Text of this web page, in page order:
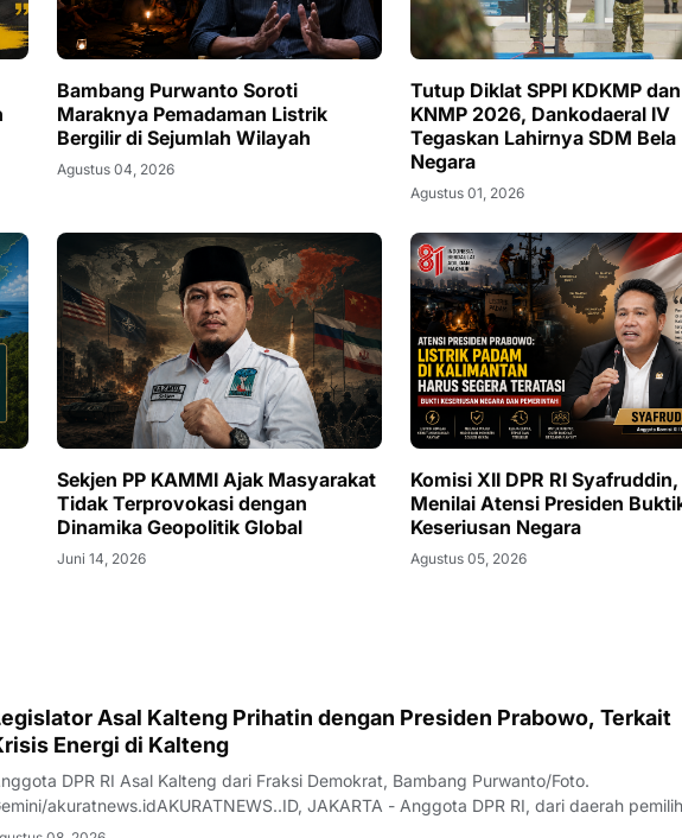
Bambang Purwanto Soroti
Maraknya Pemadaman Listrik
Bergilir di Sejumlah Wilayah
Agustus 04, 2026
Tutup Diklat SPPI KDKMP dan
KNMP 2026, Dankodaeral IV
Tegaskan Lahirnya SDM Bela
Negara
Agustus 01, 2026
Sekjen PP KAMMI Ajak Masyarakat
Tidak Terprovokasi dengan
Dinamika Geopolitik Global
Juni 14, 2026
Komisi XII DPR RI Syafruddin,
Menilai Atensi Presiden
Keseriusan Negara
Agustus 05, 2026
Asal Kalteng Prihatin dengan Presiden Prabowo, Terkait
Energi di Kalteng
DPR RI Asal Kalteng dari Fraksi Demokrat, Bambang Purwanto/Foto.
akuratnews.idAKURATNEWS..ID, JAKARTA - Anggota DPR RI, dari daerah
Tengah (Kalteng) Bambang Purwanto, mengaku kasihan dengan Presiden